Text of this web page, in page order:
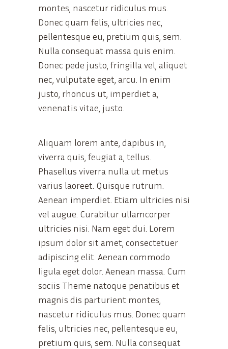
montes, nascetur ridiculus mus.
Donec quam felis, ultricies nec,
pellentesque eu, pretium quis, sem.
Nulla consequat massa quis enim.
Donec pede justo, fringilla vel, aliquet
nec, vulputate eget, arcu. In enim
justo, rhoncus ut, imperdiet a,
venenatis vitae, justo.
Aliquam lorem ante, dapibus in,
viverra quis, feugiat a, tellus.
Phasellus viverra nulla ut metus
varius laoreet. Quisque rutrum.
Aenean imperdiet. Etiam ultricies nisi
vel augue. Curabitur ullamcorper
ultricies nisi. Nam eget dui. Lorem
ipsum dolor sit amet, consectetuer
adipiscing elit. Aenean commodo
ligula eget dolor. Aenean massa. Cum
sociis Theme natoque penatibus et
magnis dis parturient montes,
nascetur ridiculus mus. Donec quam
felis, ultricies nec, pellentesque eu,
pretium quis, sem. Nulla consequat